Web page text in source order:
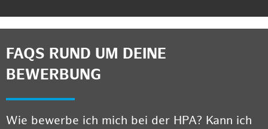
FAQS RUND UM DEINE
BEWERBUNG
Wie bewerbe ich mich bei der HPA? Kann ich